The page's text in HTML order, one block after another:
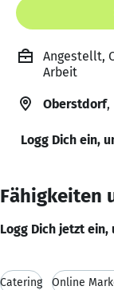
Angestellt,
Arbeit
Oberstdorf,
Logg Dich ein,
Fähigkeiten
Logg Dich jetzt ein,
Catering Online